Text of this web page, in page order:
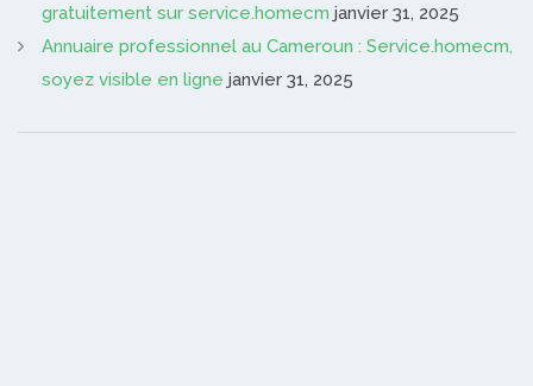
gratuitement sur service.homecm janvier 31, 2025
Annuaire professionnel au Cameroun : Service.homecm,
soyez visible en ligne janvier 31, 2025